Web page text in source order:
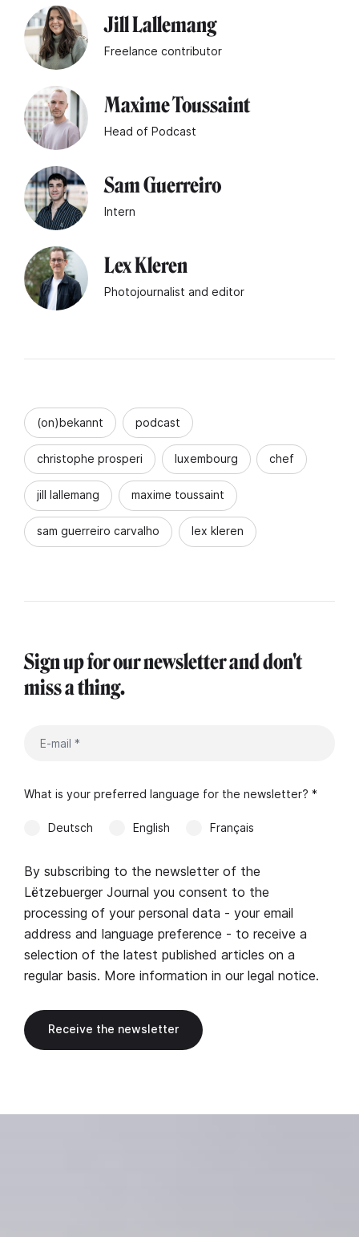
Jill Lallemang
Freelance contributor
Maxime Toussaint
Head of Podcast
Sam Guerreiro
Intern
Lex Kleren
Photojournalist and editor
(on)bekannt podcast
christophe prosperi luxembourg chef
jill lallemang maxime toussaint
sam guerreiro carvalho lex kleren
Sign up for our newsletter and don't
miss a thing.
What is your preferred language for the newsletter? *
Deutsch English Français
By subscribing to the newsletter of the
Lëtzebuerger Journal you consent to the
processing of your personal data - your email
address and language preference - to receive a
selection of the latest published articles on a
regular basis. More information in our legal notice.